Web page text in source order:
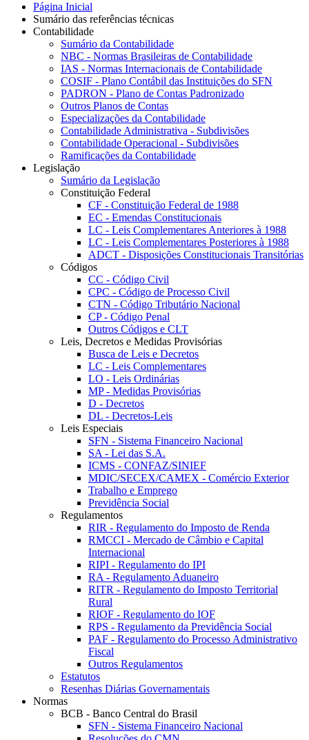
Página Inicial
Sumário das referências técnicas
Contabilidade
Sumário da Contabilidade
NBC - Normas Brasileiras de Contabilidade
IAS - Normas Internacionais de Contabilidade
COSIF - Plano Contábil das Instituições do SFN
PADRON - Plano de Contas Padronizado
Outros Planos de Contas
Especializações da Contabilidade
Contabilidade Administrativa - Subdivisões
Contabilidade Operacional - Subdivisões
Ramificações da Contabilidade
Legislação
Sumário da Legislação
Constituição Federal
CF - Constituição Federal de 1988
EC - Emendas Constitucionais
LC - Leis Complementares Anteriores à 1988
LC - Leis Complementares Posteriores à 1988
ADCT - Disposições Constitucionais Transitórias
Códigos
CC - Código Civil
CPC - Código de Processo Civil
CTN - Código Tributário Nacional
CP - Código Penal
Outros Códigos e CLT
Leis, Decretos e Medidas Provisórias
Busca de Leis e Decretos
LC - Leis Complementares
LO - Leis Ordinárias
MP - Medidas Provisórias
D - Decretos
DL - Decretos-Leis
Leis Especiais
SFN - Sistema Financeiro Nacional
SA - Lei das S.A.
ICMS - CONFAZ/SINIEF
MDIC/SECEX/CAMEX - Comércio Exterior
Trabalho e Emprego
Previdência Social
Regulamentos
RIR - Regulamento do Imposto de Renda
RMCCI - Mercado de Câmbio e Capital
Internacional
RIPI - Regulamento do IPI
RA - Regulamento Aduaneiro
RITR - Regulamento do Imposto Territorial
Rural
RIOF - Regulamento do IOF
RPS - Regulamento da Previdência Social
PAF - Regulamento do Processo Administrativo
Fiscal
Outros Regulamentos
Estatutos
Resenhas Diárias Governamentais
Normas
BCB - Banco Central do Brasil
SFN - Sistema Financeiro Nacional